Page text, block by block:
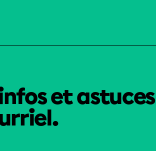
et astuces